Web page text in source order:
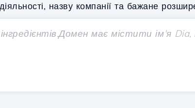
назву компанії та бажане